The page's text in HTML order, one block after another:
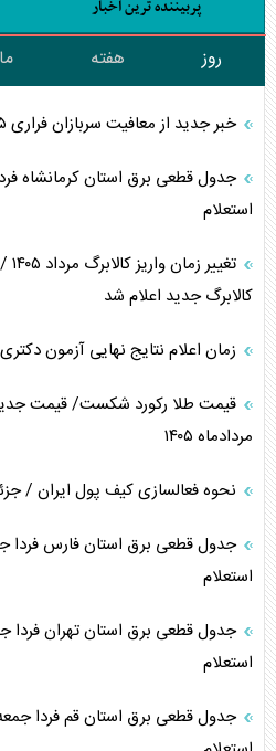
پربیننده ترین اخبار
روز هفته
خبر جدید از معافیت سربازان فراری ۱۴۰۵
استعلام
کالابرگ جدید اعلام شد
زمان اعلام نتایج نهایی آزمون دکتری ۱۴۰۵
مردادماه ۱۴۰۵
نحوه فعالسازی کیف پول ایران /
استعلام
استعلام